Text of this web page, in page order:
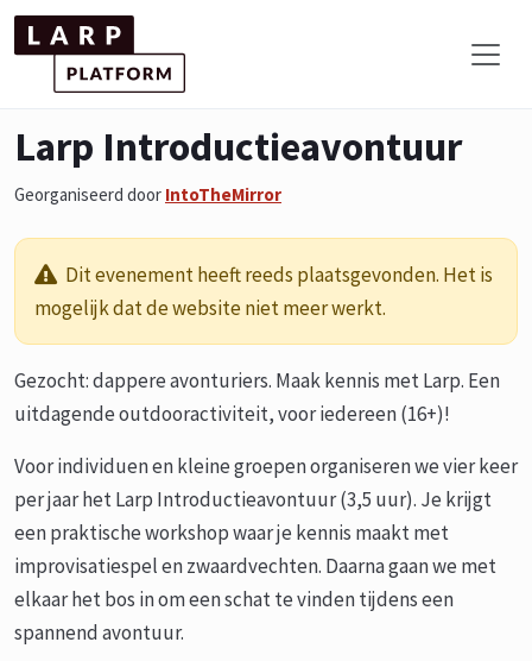
Larp Introductieavontuur
Georganiseerd door IntoTheMirror
Dit evenement heeft reeds plaatsgevonden. Het is
mogelijk dat de website niet meer werkt.
Gezocht: dappere avonturiers. Maak kennis met Larp. Een
uitdagende outdooractiviteit, voor iedereen (16+)!
Voor individuen en kleine groepen organiseren we vier keer
per jaar het Larp Introductieavontuur (3,5 uur). Je krijgt
een praktische workshop waar je kennis maakt met
improvisatiespel en zwaardvechten. Daarna gaan we met
elkaar het bos in om een schat te vinden tijdens een
spannend avontuur.